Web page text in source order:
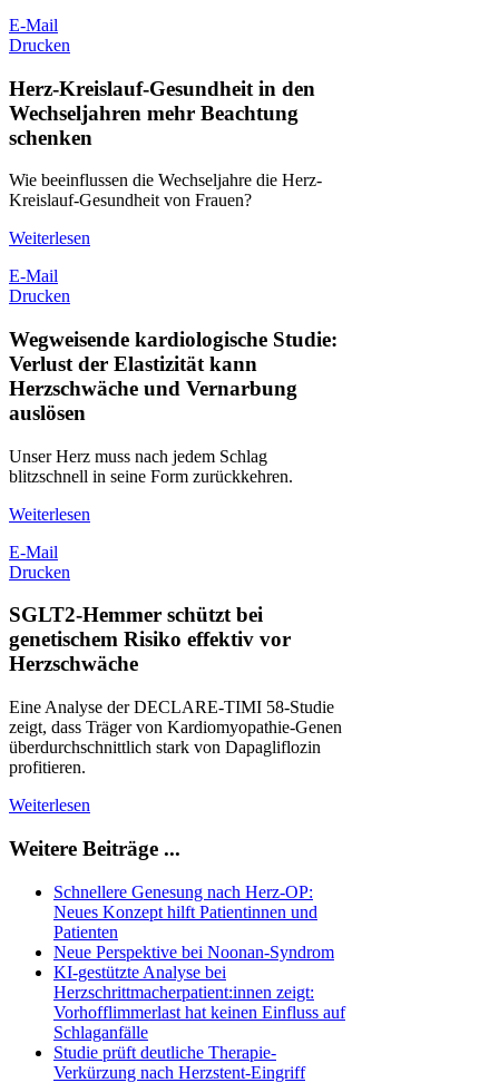
E-Mail
Drucken
Herz-Kreislauf-Gesundheit in den
Wechseljahren mehr Beachtung
schenken
Wie beeinflussen die Wechseljahre die Herz-
Kreislauf-Gesundheit von Frauen?
Weiterlesen
E-Mail
Drucken
Wegweisende kardiologische Studie:
Verlust der Elastizität kann
Herzschwäche und Vernarbung
auslösen
Unser Herz muss nach jedem Schlag
blitzschnell in seine Form zurückkehren.
Weiterlesen
E-Mail
Drucken
SGLT2-Hemmer schützt bei
genetischem Risiko effektiv vor
Herzschwäche
Eine Analyse der DECLARE-TIMI 58-Studie
zeigt, dass Träger von Kardiomyopathie-Genen
überdurchschnittlich stark von Dapagliflozin
profitieren.
Weiterlesen
Weitere Beiträge ...
Schnellere Genesung nach Herz-OP:
Neues Konzept hilft Patientinnen und
Patienten
Neue Perspektive bei Noonan-Syndrom
KI-gestützte Analyse bei
Herzschrittmacherpatient:innen zeigt:
Vorhofflimmerlast hat keinen Einfluss auf
Schlaganfälle
Studie prüft deutliche Therapie-
Verkürzung nach Herzstent-Eingriff